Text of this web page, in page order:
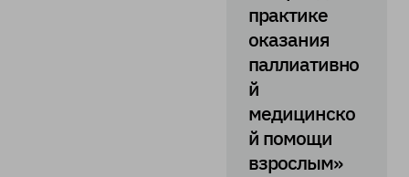
практике
оказания
паллиативно
й
медицинско
й помощи
взрослым»